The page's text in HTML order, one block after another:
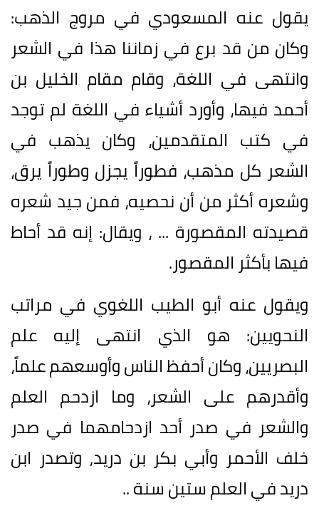
يقول عنه المسعودي في مروج الذهب:
وكان من قد برع في زماننا هذا في الشعر
وانتهى في اللغة، وقام مقام الخليل بن
أحمد فيها، وأورد أشياء في اللغة لم توجد
في كتب المتقدمين، وكان يذهب في
الشعر كل مذهب، فطوراً يجزل وطوراً يرق،
وشعره أكثر من أن نحصيه، فمن جيد شعره
قصيدته المقصورة ... ، ويقال: إنه قد أحاط
فيها بأكثر المقصور.
ويقول عنه أبو الطيب اللغوي في مراتب
النحويين: هو الذي انتهى إليه علم
البصريين، وكان أحفظ الناس وأوسعهم علماً،
وأقدرهم على الشعر، وما ازدحم العلم
والشعر في صدر أحد ازدحامهما في صدر
خلف الأحمر وأبي بكر بن دريد, وتصدر ابن
دريد في العلم ستين سنة ..